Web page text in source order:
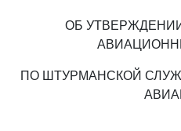
ОБ
ПО ШТУРМАНСКОЙ